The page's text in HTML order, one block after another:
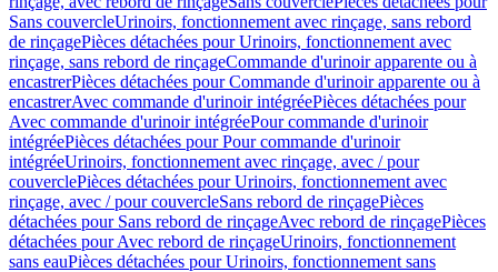
Sans couvercleUrinoirs, fonctionnement avec rinçage, sans rebord
de rinçagePièces détachées pour Urinoirs, fonctionnement avec
rinçage, sans rebord de rinçageCommande d'urinoir apparente ou à
encastrerPièces détachées pour Commande d'urinoir apparente ou à
encastrerAvec commande d'urinoir intégréePièces détachées pour
Avec commande d'urinoir intégréePour commande d'urinoir
intégréePièces détachées pour Pour commande d'urinoir
intégréeUrinoirs, fonctionnement avec rinçage, avec / pour
couverclePièces détachées pour Urinoirs, fonctionnement avec
rinçage, avec / pour couvercleSans rebord de rinçagePièces
détachées pour Sans rebord de rinçageAvec rebord de rinçagePièces
détachées pour Avec rebord de rinçageUrinoirs, fonctionnement
sans eauPièces détachées pour Urinoirs, fonctionnement sans